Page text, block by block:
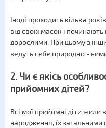
Іноді проходить кілька
від своїх масок і
дорослими. При цьому з
ведуть себе природно -
2. Чи є якісь
прийомних дітей?
Всі мої прийомні діти жили
народження, їх